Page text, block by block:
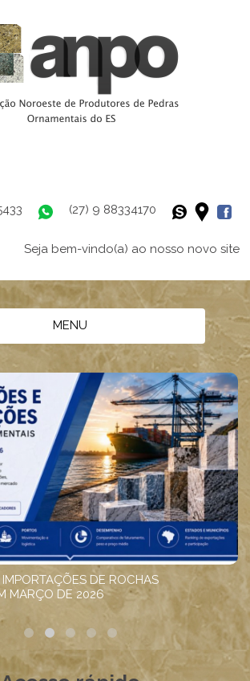
(27) 9 88334170
Seja bem-vindo(a) ao nosso novo site
MENU